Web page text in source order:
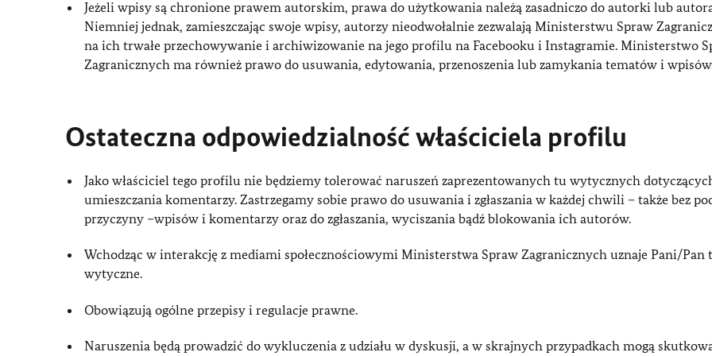
Jeżeli wpisy są chronione prawem autorskim, prawa do użytkowania należą zasadniczo do autorki lub
Niemniej jednak, zamieszczając swoje wpisy, autorzy nieodwołalnie zezwalają Ministerstwu Spraw
na ich trwałe przechowywanie i archiwizowanie na jego profilu na Facebooku i Instagramie. Ministerstwo
Zagranicznych ma również prawo do usuwania, edytowania, przenoszenia lub zamykania tematów i
Ostateczna odpowiedzialność właściciela profilu
Jako właściciel tego profilu nie będziemy tolerować naruszeń zaprezentowanych tu wytycznych
umieszczania komentarzy. Zastrzegamy sobie prawo do usuwania i zgłaszania w każdej chwili – także bez
przyczyny –wpisów i komentarzy oraz do zgłaszania, wyciszania bądź blokowania ich autorów.
Wchodząc w interakcję z mediami społecznościowymi Ministerstwa Spraw Zagranicznych uznaje Pani/Pan
wytyczne.
Obowiązują ogólne przepisy i regulacje prawne.
Naruszenia będą prowadzić do wykluczenia z udziału w dyskusji, a w skrajnych przypadkach mogą